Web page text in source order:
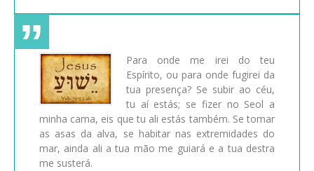
Para onde me irei do teu
Espírito, ou para onde fugirei da
tua presença? Se subir ao céu,
tu aí estás; se fizer no Seol a
minha cama, eis que tu ali estás também. Se tomar
as asas da alva, se habitar nas extremidades do
mar, ainda ali a tua mão me guiará e a tua destra
me susterá.